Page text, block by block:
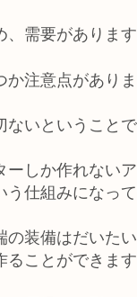
需要があります
注意点がありま
いということで
しか作れない
仕組みになって
装備はだいた
ことができます